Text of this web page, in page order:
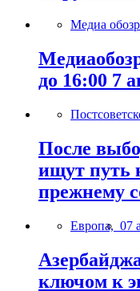
Медиа
до 16:00 7
После
ищут путь
прежнему
Европа, 07
ключом к